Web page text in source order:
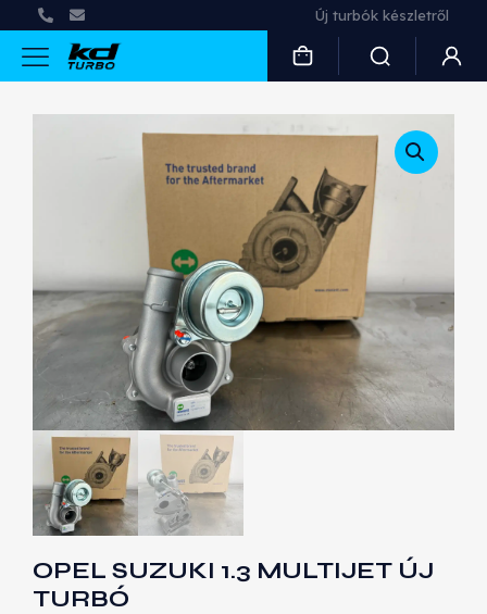
Új turbók készletről
OPEL SUZUKI 1.3 MULTIJET ÚJ
TURBÓ